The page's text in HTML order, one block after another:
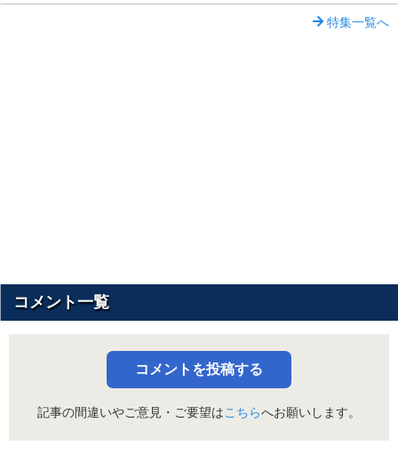
特集一覧へ
コメント一覧
コメントを投稿する
記事の間違いやご意見・ご要望はこちらへお願いします。